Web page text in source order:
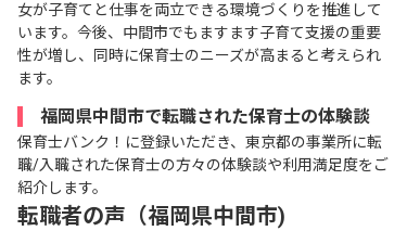
女が子育てと仕事を両立できる環境づくりを推進して
います。今後、中間市でもますます子育て支援の重要
性が増し、同時に保育士のニーズが高まると考えられ
ます。
福岡県中間市で転職された保育士の体験談
保育士バンク！に登録いただき、東京都の事業所に転
職/入職された保育士の方々の体験談や利用満足度をご
紹介します。
転職者の声（福岡県中間市)